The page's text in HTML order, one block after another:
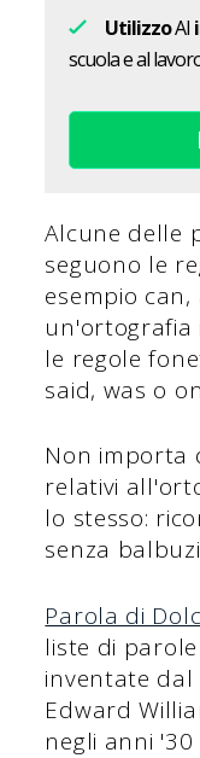
UtilizzoAI
scuola e al
Alcune delle
seguono le
esempio
un'ortografia
le regole
said, was o
Non importa
relativi
lo stesso:
senza
Parola di
liste di
inventate dal
Edward
negli anni '30